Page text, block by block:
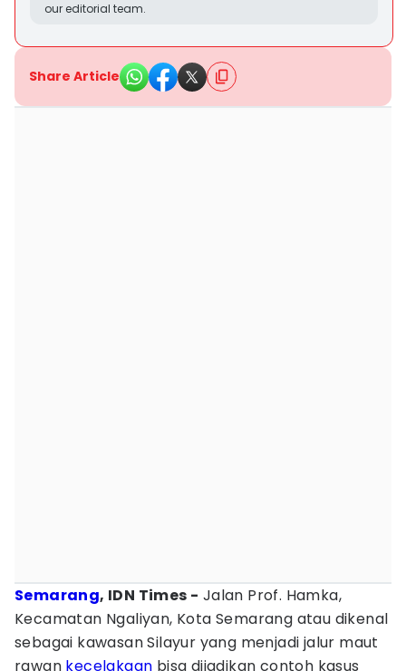
our editorial team.
Share Article
Semarang, IDN Times - Jalan Prof. Hamka,
Kecamatan Ngaliyan, Kota Semarang atau dikenal
sebagai kawasan Silayur yang menjadi jalur maut
rawan kecelakaan bisa dijadikan contoh kasus